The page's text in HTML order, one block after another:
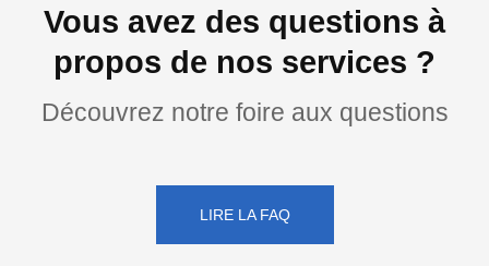
Vous avez des questions à
propos de nos services ?
Découvrez notre foire aux questions
LIRE LA FAQ